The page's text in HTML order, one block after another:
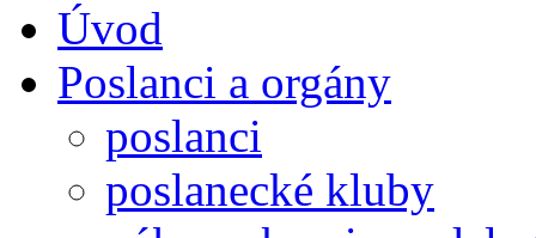
Úvod
Poslanci a orgány
poslanci
poslanecké kluby